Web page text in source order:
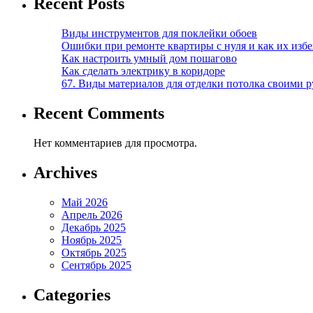
Виды инструментов для поклейки обоев
Ошибки при ремонте квартиры с нуля и как их
Как настроить умный дом пошагово
Как сделать электрику в коридоре
67. Виды материалов для отделки потолка своими
Recent Comments
Нет комментариев для просмотра.
Archives
Май 2026
Апрель 2026
Декабрь 2025
Ноябрь 2025
Октябрь 2025
Сентябрь 2025
Categories